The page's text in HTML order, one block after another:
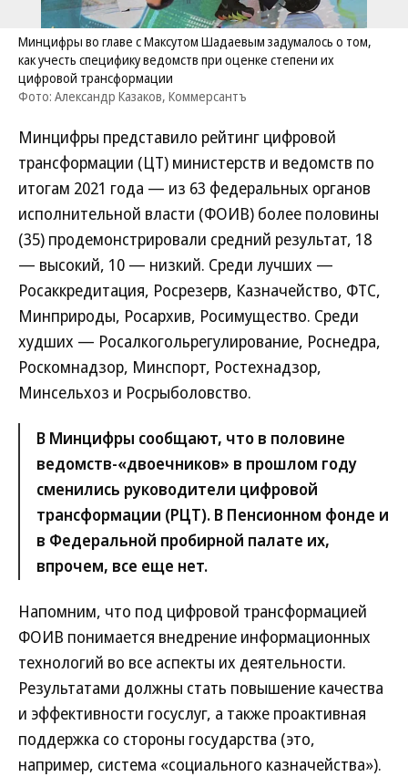
Минцифры во главе с Максутом Шадаевым задумалось о том,
как учесть специфику ведомств при оценке степени их
цифровой трансформации
Фото: Александр Казаков, Коммерсантъ
Минцифры представило рейтинг цифровой
трансформации (ЦТ) министерств и ведомств по
итогам 2021 года — из 63 федеральных органов
исполнительной власти (ФОИВ) более половины
(35) продемонстрировали средний результат, 18
— высокий, 10 — низкий. Среди лучших —
Росаккредитация, Росрезерв, Казначейство, ФТС,
Минприроды, Росархив, Росимущество. Среди
худших — Росалкогольрегулирование, Роснедра,
Роскомнадзор, Минспорт, Ростехнадзор,
Минсельхоз и Росрыболовство.
В Минцифры сообщают, что в половине
ведомств-«двоечников» в прошлом году
сменились руководители цифровой
трансформации (РЦТ). В Пенсионном фонде и
в Федеральной пробирной палате их,
впрочем, все еще нет.
Напомним, что под цифровой трансформацией
ФОИВ понимается внедрение информационных
технологий во все аспекты их деятельности.
Результатами должны стать повышение качества
и эффективности госуслуг, а также проактивная
поддержка со стороны государства (это,
например, система «социального казначейства»).